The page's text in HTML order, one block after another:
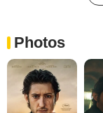
Photos